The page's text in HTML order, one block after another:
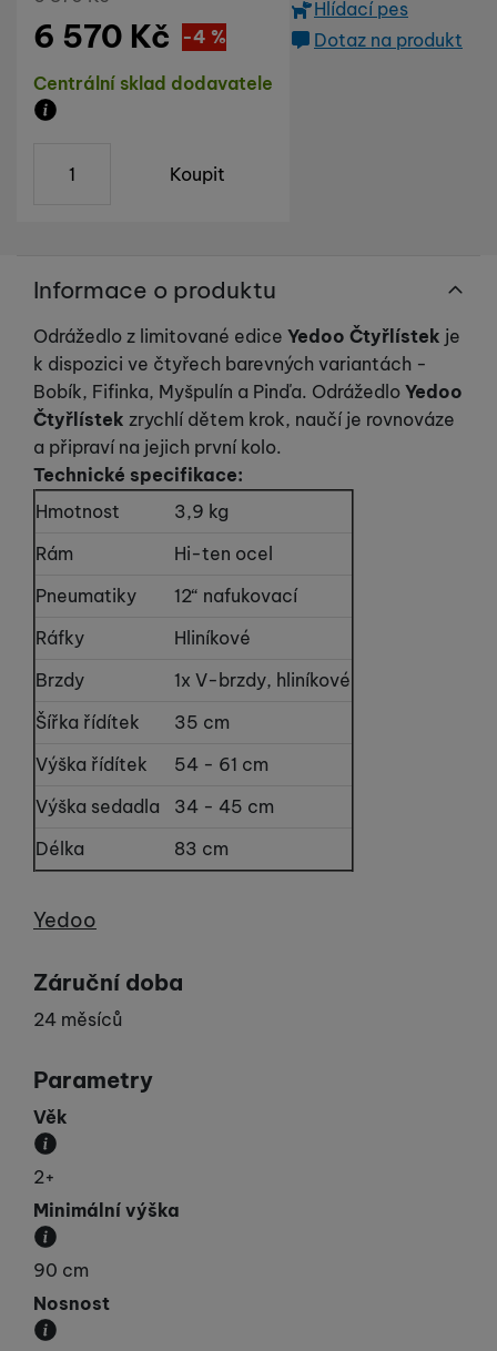
Dostupnost
Centrální sklad dodavatele
Sleva
300Kč
(
-4 %
6 570 Kč
Koupit
Hlídací pes
Dotaz na produkt
Informace o produktu
Odrážedlo z limitované edice Yedoo Čtyřlístek je
k dispozici ve čtyřech barevných variantách -
Bobík, Fifinka, Myšpulín a Pinďa. Odrážedlo Yedoo
Čtyřlístek zrychlí dětem krok, naučí je rovnováze
a připraví na jejich první kolo.
Technické specifikace:
Hmotnost
3,9 kg
Rám
Hi-ten ocel
Pneumatiky
12“ nafukovací
Ráfky
Hliníkové
Brzdy
1x V-brzdy, hliníkové
Šířka řídítek
35 cm
Výška řídítek
54 - 61 cm
Výška sedadla
34 - 45 cm
Délka
83 cm
Výrobce
Yedoo
Záruční doba
24 měsíců
Parametry
Věk
Minimální věk pro užívání.
2+
Minimální výška
Určuje minimální výšku uživatele.
90 cm
Nosnost